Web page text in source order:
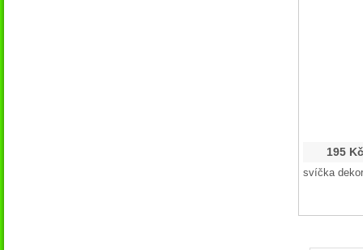
195
svíčka